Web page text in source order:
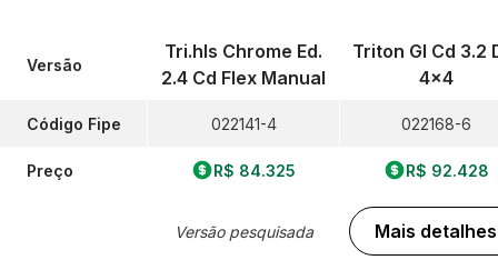
Versão
Código Fipe
Preço
Tri.hls Chrome Ed.
2.4 Cd Flex Manual
022141-4
R$ 84.325
Versão pesquisada
Triton Gl Cd 3.2
4x4
022168-6
R$ 92.428
Mais detalhes